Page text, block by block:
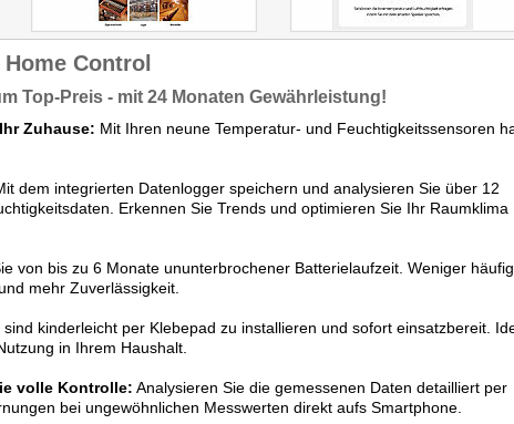
Control
Top-Preis - mit 24 Monaten Gewährleistung!
Zuhause: Mit Ihren neune Temperatur- und Feuchtigkeitssensoren
dem integrierten Datenlogger speichern und analysieren Sie über 12
Erkennen Sie Trends und optimieren Sie Ihr Raumklima
von bis zu 6 Monate ununterbrochener Batterielaufzeit. Weniger
mehr Zuverlässigkeit.
sind kinderleicht per Klebepad zu installieren und sofort einsatzbereit.
in Ihrem Haushalt.
volle Kontrolle: Analysieren Sie die gemessenen Daten detailliert per
bei ungewöhnlichen Messwerten direkt aufs Smartphone.